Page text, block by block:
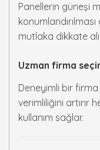
Panellerin güneşi
mutlaka dikkate
Uzman firma
Deneyimli bir firma
verimliliğini artırır
kullanım sağlar.